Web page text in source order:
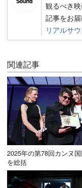
観るべき
記事をお届
リアルサ
関連記事
2025年の第78回カンヌ
を総括